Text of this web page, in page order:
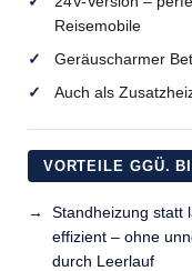
Reisemobile
Geräuscharmer
Auch als
VORTEILE GGÜ.
Standheizung statt
effizient – ohne
durch Leerlauf